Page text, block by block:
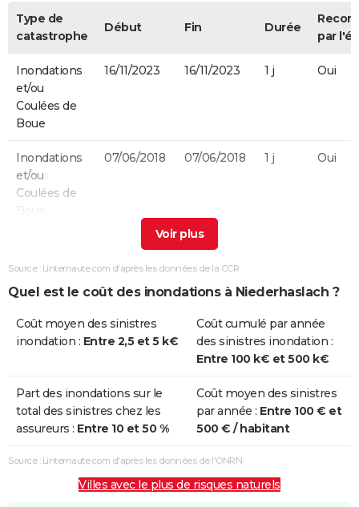
Type de
catastrophe
Début Fin Durée
par
Inondations
et/ou
Coulées de
Boue
16/11/2023 16/11/2023 1 j Oui
Inondations
et/ou
Coulées de
Boue
07/06/2018 07/06/2018 1 j Oui
et/ou
Boue
08/05/2003 08/05/2003
Inondations
et/ou
25/12/1999 29/12/1999 5 j Non
Inondations
et/ou
Coulées de
14/02/1990 19/02/1990 6 j Oui
Source : Linternaute.com d'après les données de la CCR
Quel est le coût des inondations à Niederhaslach ?
Coût moyen des sinistres
inondation : Entre 2,5 et 5 k€
Coût cumulé par année
des sinistres inondation :
Entre 100 k€ et 500 k€
Part des inondations sur le
total des sinistres chez les
assureurs : Entre 10 et 50 %
Coût moyen des sinistres
par année : Entre 100 € et
500 € / habitant
Source : Linternaute.com d'après les données de l'ONRN
Villes avec le plus de risques naturels